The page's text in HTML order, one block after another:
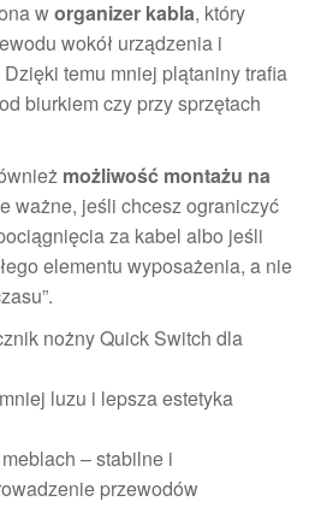
worganizer kabla, który
wokół urządzenia i
temu mniej plątaniny trafia
biurkiem czy przy sprzętach
możliwość montażu na
ważne, jeśli chcesz ograniczyć
za kabel albo jeśli
elementu wyposażenia, a nie
nożny Quick Switch dla
luzu i lepsza estetyka
– stabilne i
przewodów